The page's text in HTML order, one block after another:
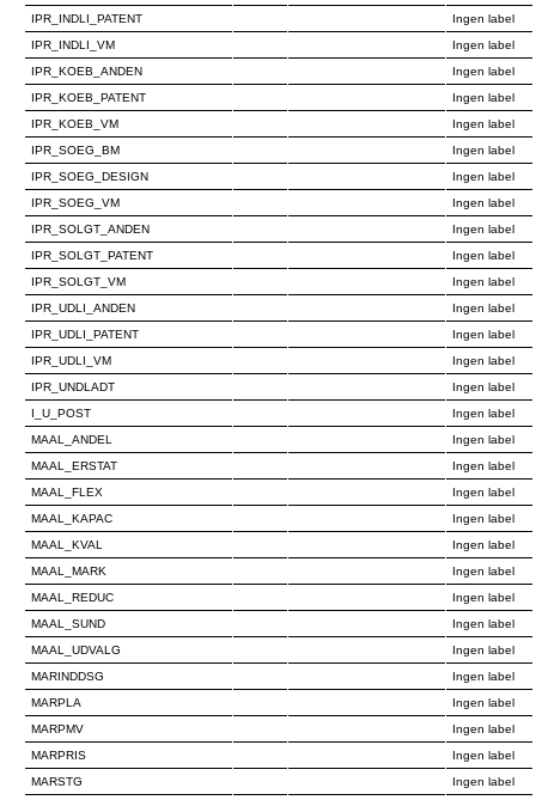
IPR_INDLI_PATENT
Ingen label
IPR_INDLI_VM
Ingen label
IPR_KOEB_ANDEN
Ingen label
IPR_KOEB_PATENT
Ingen label
IPR_KOEB_VM
Ingen label
IPR_SOEG_BM
Ingen label
IPR_SOEG_DESIGN
Ingen label
IPR_SOEG_VM
Ingen label
IPR_SOLGT_ANDEN
Ingen label
IPR_SOLGT_PATENT
Ingen label
IPR_SOLGT_VM
Ingen label
IPR_UDLI_ANDEN
Ingen label
IPR_UDLI_PATENT
Ingen label
IPR_UDLI_VM
Ingen label
IPR_UNDLADT
Ingen label
I_U_POST
Ingen label
MAAL_ANDEL
Ingen label
MAAL_ERSTAT
Ingen label
MAAL_FLEX
Ingen label
MAAL_KAPAC
Ingen label
MAAL_KVAL
Ingen label
MAAL_MARK
Ingen label
MAAL_REDUC
Ingen label
MAAL_SUND
Ingen label
MAAL_UDVALG
Ingen label
MARINDDSG
Ingen label
MARPLA
Ingen label
MARPMV
Ingen label
MARPRIS
Ingen label
MARSTG
Ingen label